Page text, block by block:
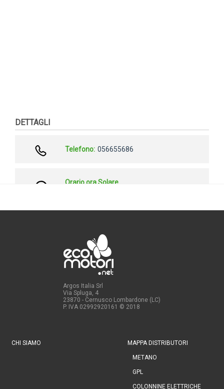
Argos Italia Srl
Via Spluga, 4
23870 - Cernusco Lombardone (LC)
P. IVA 02992920161 © 2018
CHI SIAMO MAPPA DISTRIBUTORI
METANO
GPL
COLONNINE ELETTRICHE